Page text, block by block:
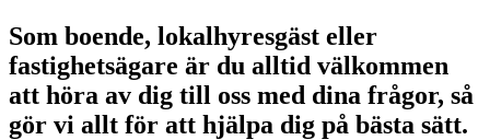
Som boende, lokalhyresgäst eller
fastighetsägare är du alltid välkommen
att höra av dig till oss med dina frågor, så
gör vi allt för att hjälpa dig på bästa sätt.